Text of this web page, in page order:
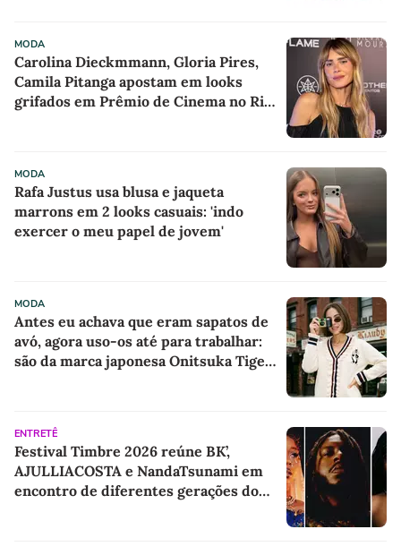
MODA
Carolina Dieckmmann, Gloria Pires,
Camila Pitanga apostam em looks
grifados em Prêmio de Cinema no Rio
MODA
Rafa Justus usa blusa e jaqueta
marrons em 2 looks casuais: 'indo
exercer o meu papel de jovem'
MODA
Antes eu achava que eram sapatos de
avó, agora uso-os até para trabalhar:
são da marca japonesa Onitsuka Tiger,
ENTRETÊ
Festival Timbre 2026 reúne BK’,
AJULLIACOSTA e NandaTsunami em
encontro de diferentes gerações do